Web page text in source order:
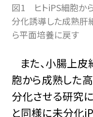
図1 ヒトiPS細胞か
分化誘導した成熟肝
ら平面培養に戻す
また、小腸上
胞から成熟した
分化させる研究
と同様に未分